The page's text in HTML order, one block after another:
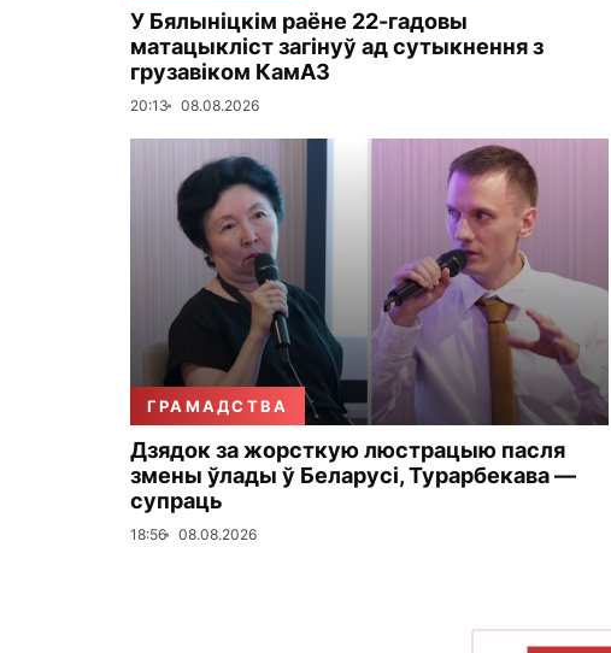
У Бялыніцкім раёне 22-гадовы
матацыкліст загінуў ад сутыкнення з
грузавіком КамАЗ
20:13 08.08.2026
ГРАМАДСТВА
Дзядок за жорсткую люстрацыю пасля
змены ўлады ў Беларусі, Турарбекава —
супраць
18:56 08.08.2026